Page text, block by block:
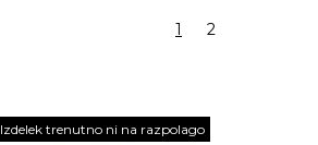
1 2
Izdelek trenutno ni na razpolago